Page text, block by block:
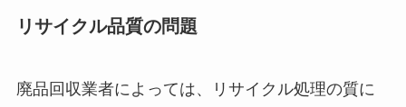
リサイクル品質の問題
廃品回収業者によっては、リサイクル処理の質に